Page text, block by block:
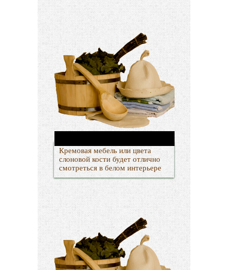
Кремовая мебель или цвета
слоновой кости будет отлично
смотреться в белом интерьере